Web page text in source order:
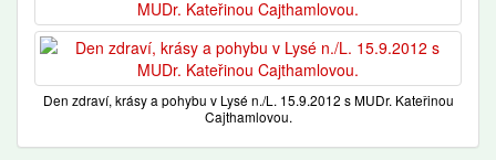
Den zdraví, krásy a pohybu v Lysé n./L. 15.9.2012 s MUDr. Kateřinou
Cajthamlovou.